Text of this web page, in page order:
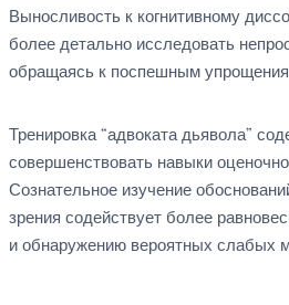
Выносливость к когнитивному
более детально исследовать
обращаясь к поспешным
Тренировка “адвоката дьявола”
совершенствовать навыки
Сознательное изучение
зрения содействует более
и обнаружению вероятных слабых